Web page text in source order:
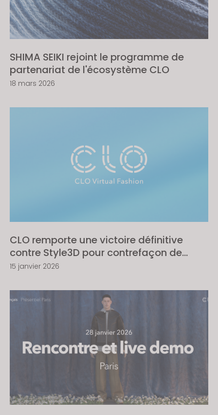
SHIMA SEIKI rejoint le programme de
partenariat de l'écosystème CLO
18 mars 2026
CLO remporte une victoire définitive
contre Style3D pour contrefaçon de
logiciel ; la Cour reconnaît un piratage
15 janvier 2026